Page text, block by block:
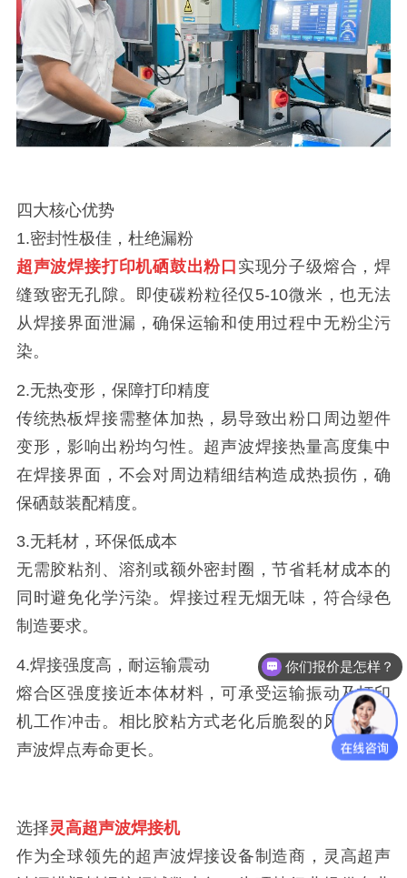
四大核心优势
1.密封性极佳，杜绝漏粉
超声波焊接打印机硒鼓出粉口 实现分子级熔合，焊
缝致密无孔隙。即使碳粉粒径仅5-10微米，也无法
从焊接界面泄漏，确保运输和使用过程中无粉尘污
染。
2.无热变形，保障打印精度
传统热板焊接需整体加热，易导致出粉口周边塑件
变形，影响出粉均匀性。超声波焊接热量高度集中
在焊接界面，不会对周边精细结构造成热损伤，确
保硒鼓装配精度。
3.无耗材，环保低成本
无需胶粘剂、溶剂或额外密封圈，节省耗材成本的
同时避免化学污染。焊接过程无烟无味，符合绿色
制造要求。
4.焊接强度高，耐运输震动
熔合区强度接近本体材料，可承受运输振动及打印
机工作冲击。相比胶粘方式老化后脆裂的风险，超
声波焊点寿命更长。
选择灵高超声波焊接机
作为全球领先的超声波焊接设备制造商，灵高超声
你们报价是怎样？